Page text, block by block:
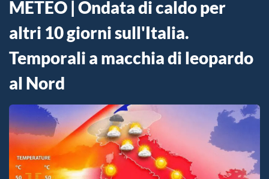
METEO | Ondata di caldo per
altri 10 giorni sull'Italia.
Temporali a macchia di leopardo
al Nord